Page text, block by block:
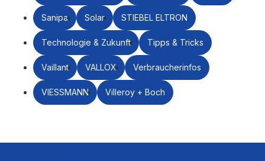
Sanipa Solar STIEBEL ELTRON
Technologie & Zukunft Tipps & Tricks
Vaillant VALLOX Verbraucherinfos
VIESSMANN Villeroy + Boch